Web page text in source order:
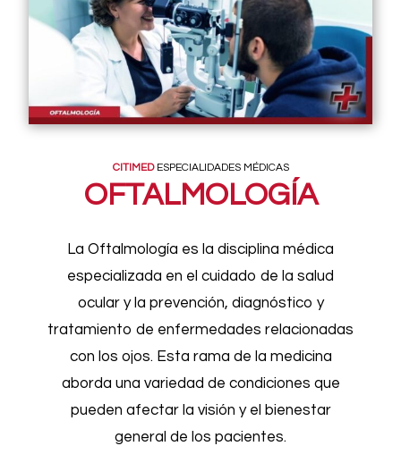
CITIMED ESPECIALIDADES MÉDICAS
OFTALMOLOGÍA
La Oftalmología es la disciplina médica
especializada en el cuidado de la salud
ocular y la prevención, diagnóstico y
tratamiento de enfermedades relacionadas
con los ojos. Esta rama de la medicina
aborda una variedad de condiciones que
pueden afectar la visión y el bienestar
general de los pacientes.